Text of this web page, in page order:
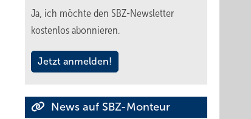
Ja, ich möchte den SBZ-Newsletter
kostenlos abonnieren.
Jetzt anmelden!
News auf SBZ-Monteur